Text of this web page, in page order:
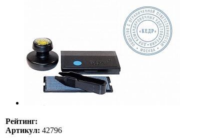
Рейтинг:
Артикул: 42796